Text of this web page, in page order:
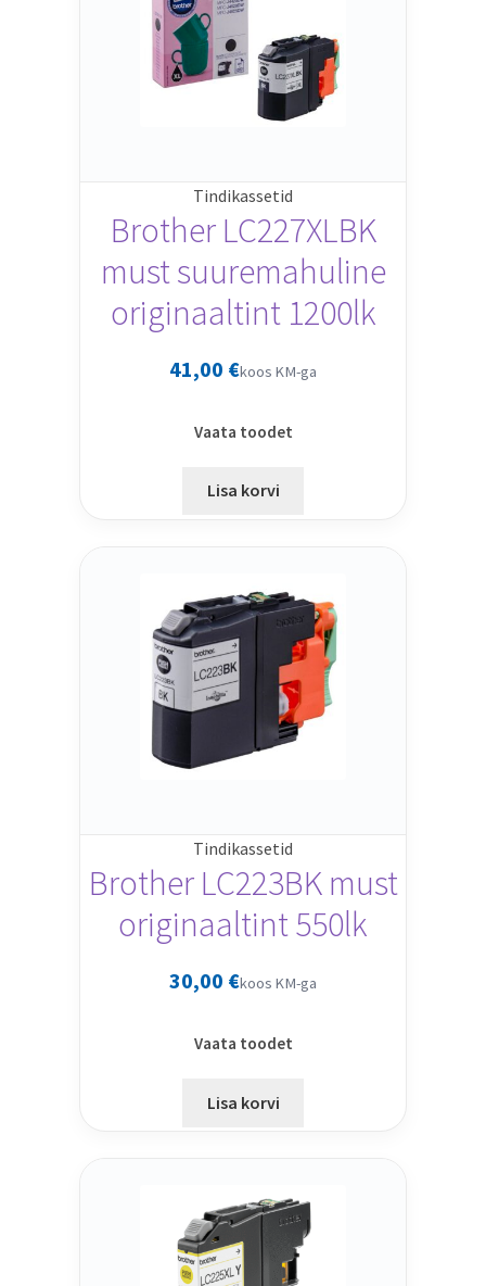
Tindikassetid
Brother LC227XLBK
must suuremahuline
originaaltint 1200lk
41,00 €koos KM-ga
Vaata toodet
Lisa korvi
Tindikassetid
Brother LC223BK must
originaaltint 550lk
30,00 €koos KM-ga
Vaata toodet
Lisa korvi